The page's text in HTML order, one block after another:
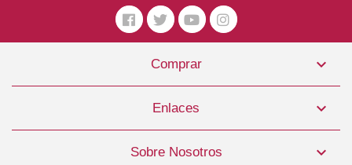
Snack Dental Cocodrilo 8,7 Cm 22 Bolsas X 2 Unid.
Whimzees
1,75 €
COMPRAR
Comprar 
Enlaces 
Sobre Nosotros 